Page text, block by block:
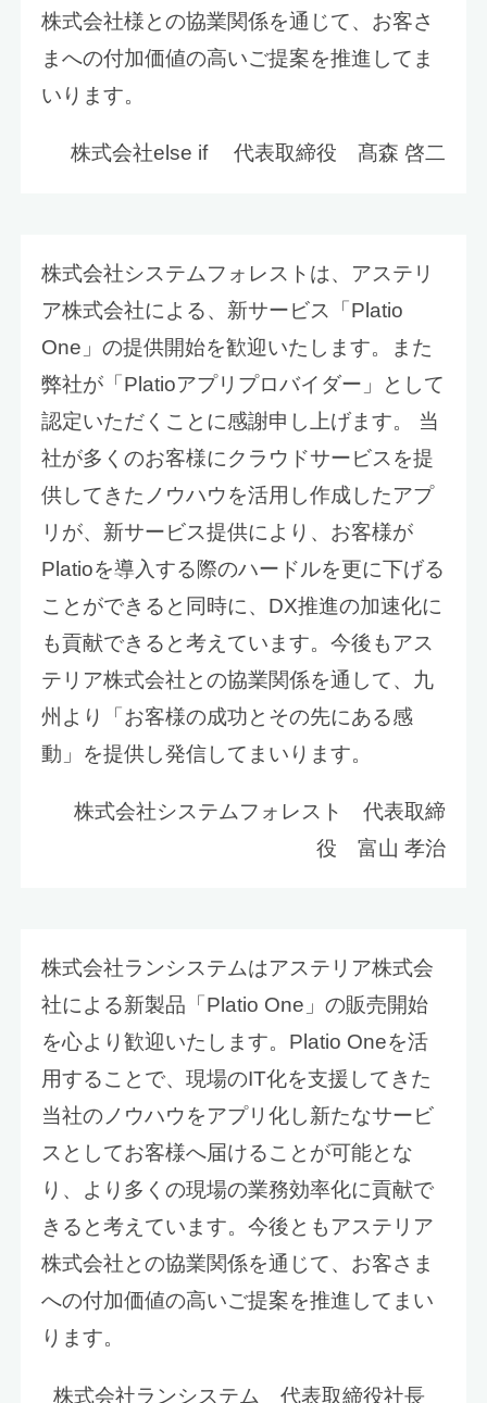
株式会社様との協業関係を通じて、お客さ
まへの付加価値の高いご提案を推進してま
いります。
株式会社else if 代表取締役 髙森 啓二
株式会社システムフォレストは、アステリ
ア株式会社による、新サービス「Platio
One」の提供開始を歓迎いたします。また
弊社が「Platioアプリプロバイダー」として
認定いただくことに感謝申し上げます。 当
社が多くのお客様にクラウドサービスを提
供してきたノウハウを活用し作成したアプ
リが、新サービス提供により、お客様が
Platioを導入する際のハードルを更に下げる
ことができると同時に、DX推進の加速化に
も貢献できると考えています。今後もアス
テリア株式会社との協業関係を通して、九
州より「お客様の成功とその先にある感
動」を提供し発信してまいります。
株式会社システムフォレスト 代表取締
役 富山 孝治
株式会社ランシステムはアステリア株式会
社による新製品「Platio One」の販売開始
を心より歓迎いたします。Platio Oneを活
用することで、現場のIT化を支援してきた
当社のノウハウをアプリ化し新たなサービ
スとしてお客様へ届けることが可能とな
り、より多くの現場の業務効率化に貢献で
きると考えています。今後ともアステリア
株式会社との協業関係を通じて、お客さま
への付加価値の高いご提案を推進してまい
ります。
株式会社ランシステム 代表取締役社長